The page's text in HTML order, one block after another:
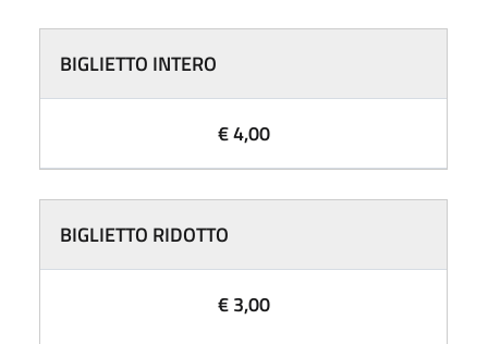
BIGLIETTO INTERO
€ 4,00
BIGLIETTO RIDOTTO
€ 3,00